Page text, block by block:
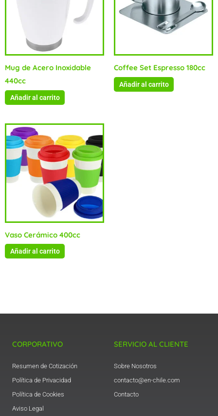
Mug de Acero Inoxidable
440cc
Añadir al carrito
Coffee Set Espresso 180cc
Añadir al carrito
Vaso Cerámico 400cc
Añadir al carrito
CORPORATIVO
Resumen de Cotización
Política de Privacidad
Política de Cookies
Aviso Legal
SERVICIO AL CLIENTE
Sobre Nosotros
contacto@en-chile.com
Contacto